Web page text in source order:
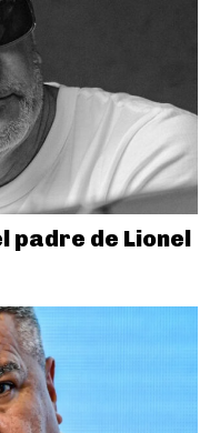
padre de Lionel